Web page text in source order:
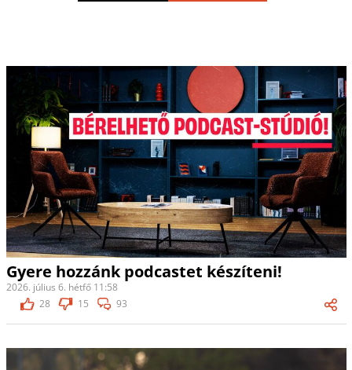
Gyere hozzánk podcastet készíteni!
2026. július 6. hétfő 11:58
28
15 93